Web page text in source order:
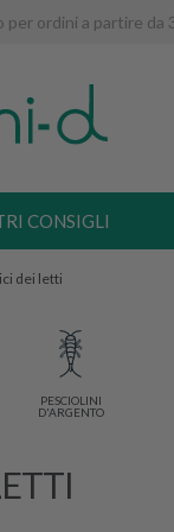
ordini a partire da
CONSIGLI
dei letti
PESCIOLINI
D'ARGENTO